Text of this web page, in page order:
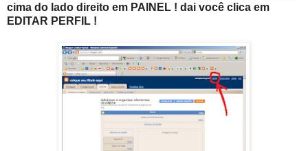
cima do lado direito em PAINEL ! dai você clica em
EDITAR PERFIL !